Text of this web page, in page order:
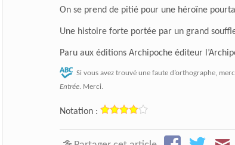
On se prend de pitié pour une héroïne
Une histoire forte portée par un grand
Paru aux éditions Archipoche éditeur
Si vous avez trouvé une faute d’orthographe,
Entrée. Merci.
Notation :